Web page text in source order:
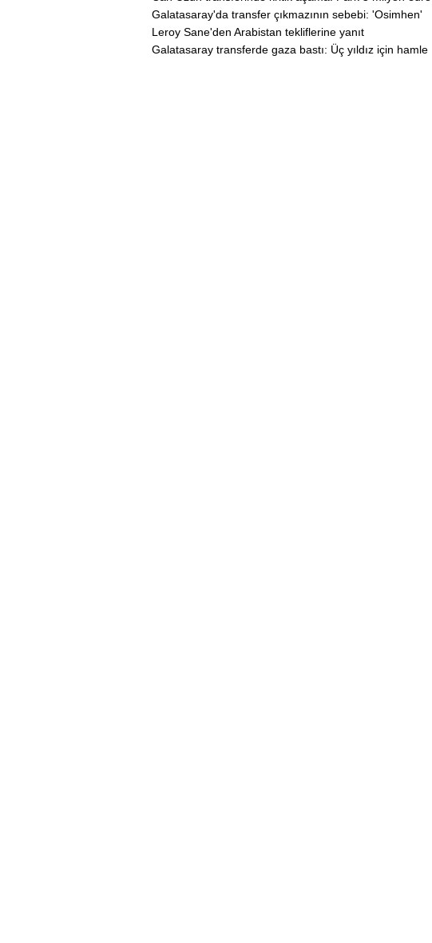
Galatasaray'da transfer çıkmazının sebebi: 'Osimhen'
Leroy Sane'den Arabistan tekliflerine yanıt
Galatasaray transferde gaza bastı: Üç yıldız için hamle